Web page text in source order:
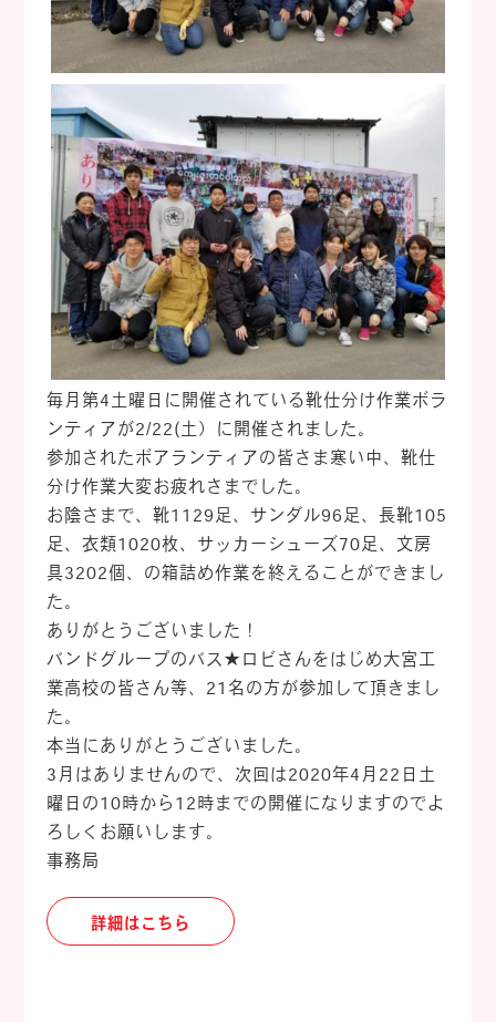
毎月第4土曜日に開催されている靴仕分け作業ボラ
ンティアが2/22(土）に開催されました。
参加されたボアランティアの皆さま寒い中、靴仕
分け作業大変お疲れさまでした。
お陰さまで、靴1129足、サンダル96足、長靴105
足、衣類1020枚、サッカーシューズ70足、文房
具3202個、の箱詰め作業を終えることができまし
た。
ありがとうございました！
バンドグループのバス★ロビさんをはじめ大宮工
業高校の皆さん等、21名の方が参加して頂きまし
た。
本当にありがとうございました。
3月はありませんので、次回は2020年4月22日土
曜日の10時から12時までの開催になりますのでよ
ろしくお願いします。
事務局
詳細はこちら